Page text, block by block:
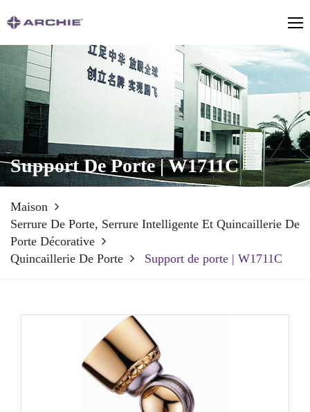
Support De Porte | W1711C
Maison
Serrure De Porte, Serrure Intelligente Et Quincaillerie De
Porte Décorative
Quincaillerie De Porte
Support de porte | W1711C